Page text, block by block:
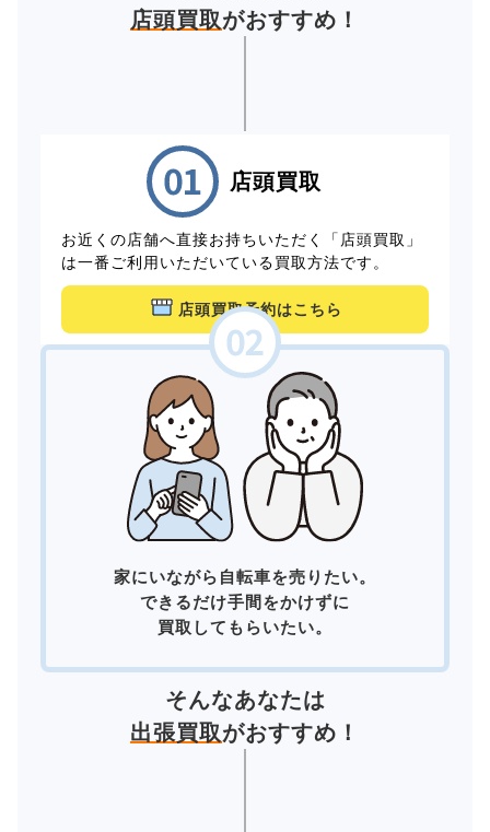
店頭買取がおすすめ！
店頭買取
お近くの店舗へ直接お持ちいただく「店頭買取」
は一番ご利用いただいている買取方法です。
店頭買取予約はこちら
家にいながら自転車を売りたい。
できるだけ手間をかけずに
買取してもらいたい。
そんなあなたは
出張買取がおすすめ！